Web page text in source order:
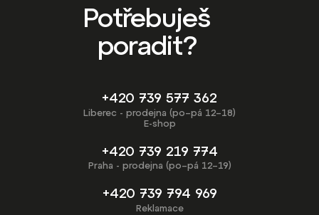
Potřebuješ
poradit?
+420 739 577 362
Liberec - prodejna (po–pá 12–18)
E-shop
+420 739 219 774
Praha - prodejna (po–pá 12–19)
+420 739 794 969
Reklamace